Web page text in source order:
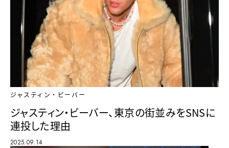
ジャスティン・ビーバー
ジャスティン・ビーバー、東京の街並みをSNSに
連投した理由
2025.09.14